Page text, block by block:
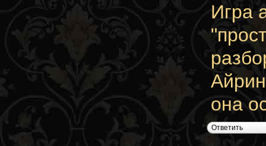
Игра
она
Ответить